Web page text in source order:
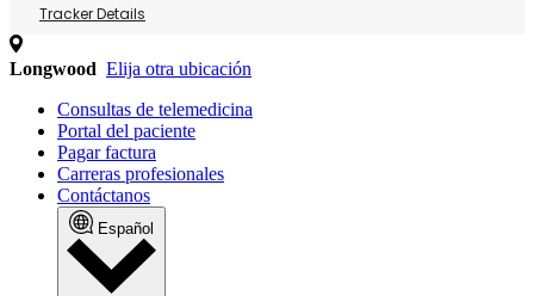
Tracker Details
Longwood Elija otra ubicación
Consultas de telemedicina
Portal del paciente
Pagar factura
Carreras profesionales
Contáctanos
Español